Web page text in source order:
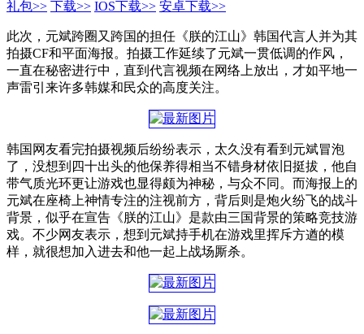
礼包>> 下载>> IOS下载>> 安卓下载>>
此次，元斌跨圈又跨国的担任《朕的江山》韩国代言人并为其
拍摄CF和平面海报。拍摄工作延续了元斌一贯低调的作风，
一直在秘密进行中，直到代言视频在网络上放出，才如平地一
声雷引来许多韩媒和民众的高度关注。
韩国网友看完拍摄视频后纷纷表示，太久没有看到元斌冒泡
了，没想到四十出头的他保养得相当不错身材依旧挺拔，他自
带气质光环更让游戏也显得颇为神秘，与众不同。而海报上的
元斌在座椅上神情专注的注视前方，背后则是炮火纷飞的战斗
背景，似乎在宣告《朕的江山》是款由三国背景的策略竞技游
戏。不少网友表示，想到元斌持手机在游戏里挥斥方遒的模
样，就很想加入进去和他一起上战场厮杀。